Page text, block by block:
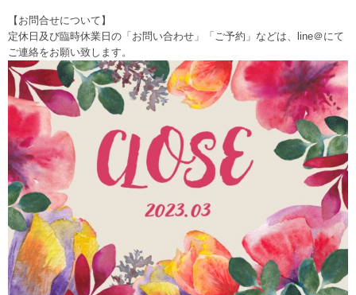
【お問合せについて】
定休日及び臨時休業日の「お問い合わせ」「ご予約」などは、line＠にて
ご連絡をお願い致します。